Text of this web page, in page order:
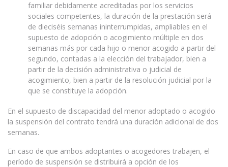
familiar debidamente acreditadas por los servicios
sociales competentes, la duración de la prestación será
de dieciséis semanas ininterrumpidas, ampliables en el
supuesto de adopción o acogimiento múltiple en dos
semanas más por cada hijo o menor acogido a partir del
segundo, contadas a la elección del trabajador, bien a
partir de la decisión administrativa o judicial de
acogimiento, bien a partir de la resolución judicial por la
que se constituye la adopción.
En el supuesto de discapacidad del menor adoptado o acogido
la suspensión del contrato tendrá una duración adicional de dos
semanas.
En caso de que ambos adoptantes o acogedores trabajen, el
período de suspensión se distribuirá a opción de los